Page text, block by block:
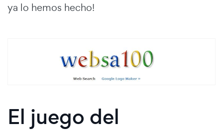
ya lo hemos hecho!
El juego del